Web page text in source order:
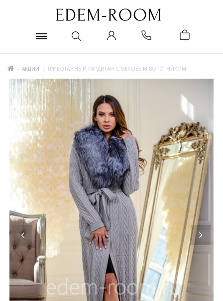
АКЦИИ ТРИКОТАЖНЫЙ КАРДИГАН С МЕХОВЫМ ВОРОТНИКОМ